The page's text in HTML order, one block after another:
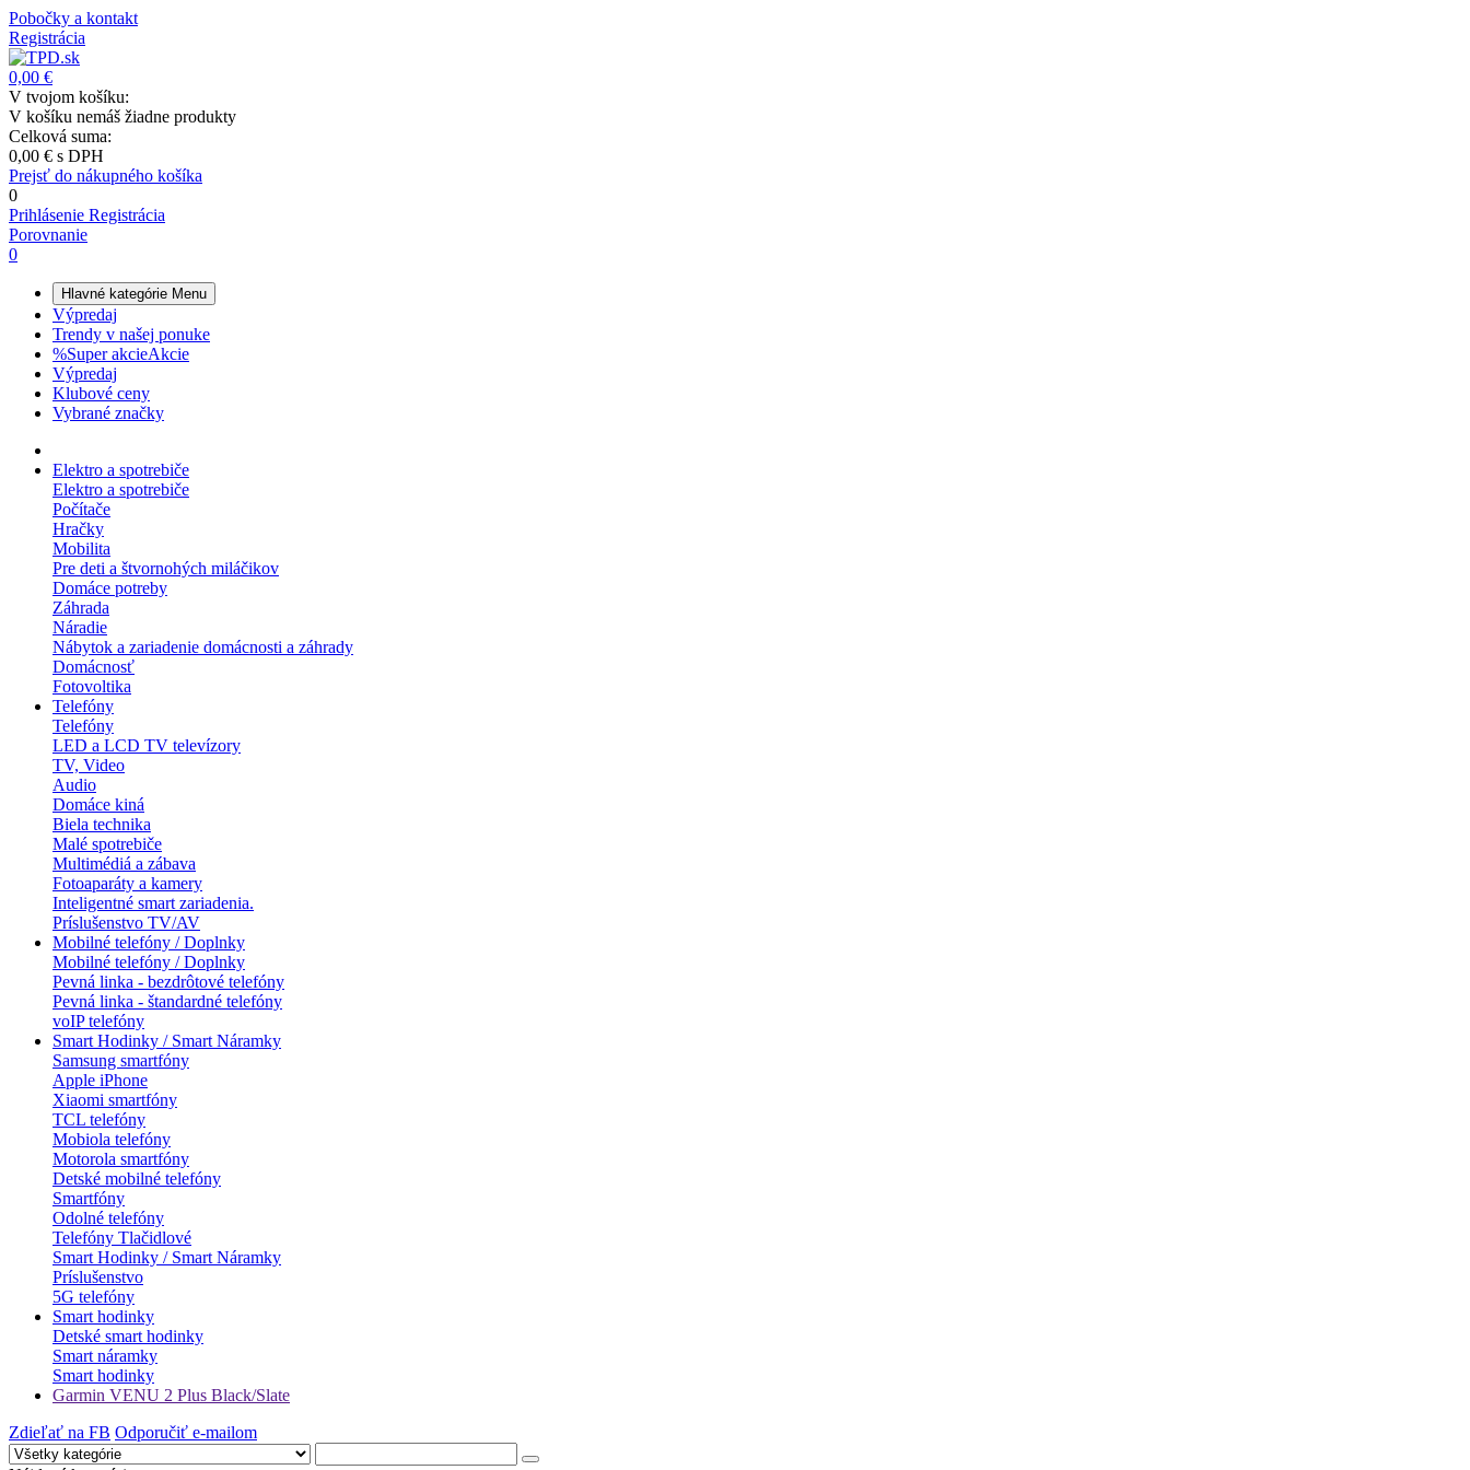
Pobočky a kontakt
Registrácia
0,00 €
V tvojom košíku:
V košíku nemáš žiadne produkty
Celková suma:
0,00 € s DPH
Prejsť do nákupného košíka
0
Prihlásenie Registrácia
Porovnanie
0
Hlavné kategórie Menu
Výpredaj
Trendy v našej ponuke
%Super akcieAkcie
Výpredaj
Klubové ceny
Vybrané značky
Elektro a spotrebiče
Elektro a spotrebiče
Počítače
Hračky
Mobilita
Pre deti a štvornohých miláčikov
Domáce potreby
Záhrada
Náradie
Nábytok a zariadenie domácnosti a záhrady
Domácnosť
Fotovoltika
Telefóny
Telefóny
LED a LCD TV televízory
TV, Video
Audio
Domáce kiná
Biela technika
Malé spotrebiče
Multimédiá a zábava
Fotoaparáty a kamery
Inteligentné smart zariadenia.
Príslušenstvo TV/AV
Mobilné telefóny / Doplnky
Mobilné telefóny / Doplnky
Pevná linka - bezdrôtové telefóny
Pevná linka - štandardné telefóny
voIP telefóny
Smart Hodinky / Smart Náramky
Samsung smartfóny
Apple iPhone
Xiaomi smartfóny
TCL telefóny
Mobiola telefóny
Motorola smartfóny
Detské mobilné telefóny
Smartfóny
Odolné telefóny
Telefóny Tlačidlové
Smart Hodinky / Smart Náramky
Príslušenstvo
5G telefóny
Smart hodinky
Detské smart hodinky
Smart náramky
Smart hodinky
Garmin VENU 2 Plus Black/Slate
Zdieľať na FB Odporučiť e-mailom